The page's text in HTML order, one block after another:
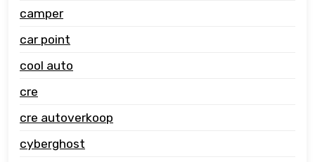
camper
car point
cool auto
cre
cre autoverkoop
cyberghost